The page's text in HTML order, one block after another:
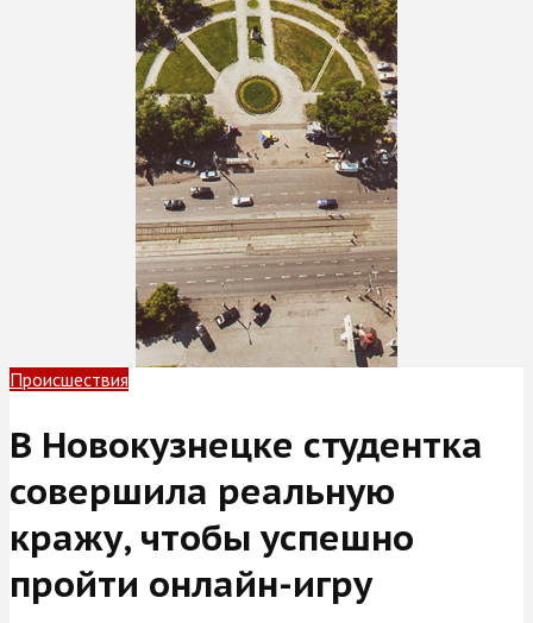
Происшествия
В Новокузнецке студентка
совершила реальную
кражу, чтобы успешно
пройти онлайн-игру